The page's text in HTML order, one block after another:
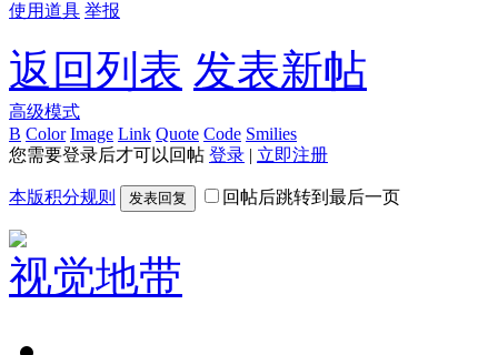
使用道具 举报
返回列表 发表新帖
高级模式
B Color Image Link Quote Code Smilies
您需要登录后才可以回帖 登录 | 立即注册
本版积分规则 发表回复 回帖后跳转到最后一页
视觉地带